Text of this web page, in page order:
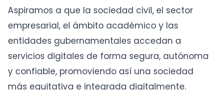
Aspiramos a que la sociedad civil, el sector
empresarial, el ámbito académico y las
entidades gubernamentales accedan a
servicios digitales de forma segura, autónoma
y confiable, promoviendo así una sociedad
más equitativa e integrada digitalmente.